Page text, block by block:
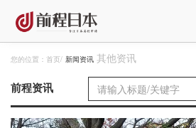
您的位置： 首页/ 新闻资讯 其他资讯
前程资讯